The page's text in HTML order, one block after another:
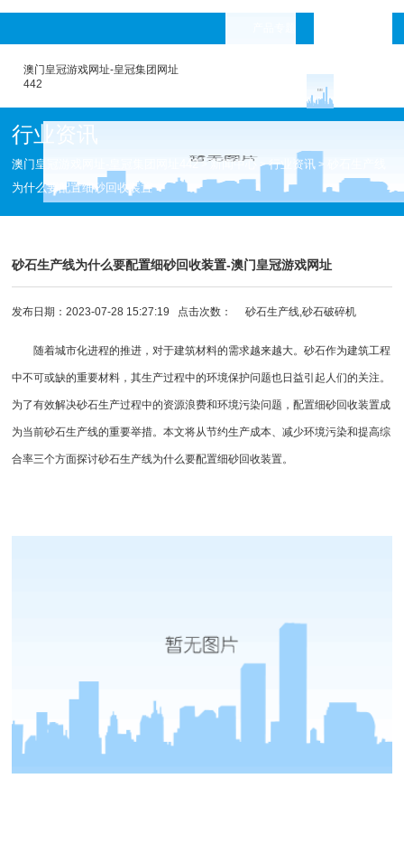
澳门皇冠游戏网址-皇冠集团网址
442
行业资讯
澳门皇冠游戏网址-皇冠集团网址442>新闻中心 >行业资讯 >
为什么要配置细砂回收装置
砂石生产线为什么要配置细砂回收装置-澳门皇冠游戏网址
发布日期：2023-07-28 15:27:19 点击次数：砂石生产线,砂石破碎机
随着城市化进程的推进，对于建筑材料的需求越来越大。砂石作为建筑工程
中不可或缺的重要材料，其生产过程中的环境保护问题也日益引起人们的关注。
为了有效解决砂石生产过程中的资源浪费和环境污染问题，配置细砂回收装置成
为当前砂石生产线的重要举措。本文将从节约生产成本、减少环境污染和提高综
合率三个方面探讨砂石生产线为什么要配置细砂回收装置。